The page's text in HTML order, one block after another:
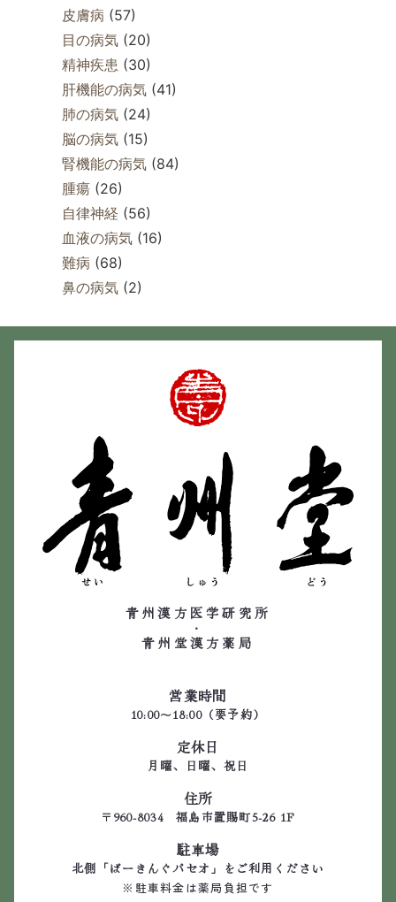
皮膚病 (57)
目の病気 (20)
精神疾患 (30)
肝機能の病気 (41)
肺の病気 (24)
脳の病気 (15)
腎機能の病気 (84)
腫瘍 (26)
自律神経 (56)
血液の病気 (16)
難病 (68)
鼻の病気 (2)
青州漢方医学研究所
・
青州堂漢方薬局
営業時間
10:00～18:00（要予約）
定休日
月曜、日曜、祝日
住所
〒960-8034 福島市置賜町5-26 1F
駐車場
北側「ぱーきんぐパセオ」をご利用ください
※駐車料金は薬局負担です